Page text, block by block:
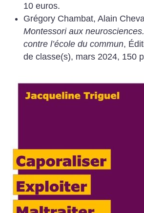
10 euros.
Grégory Chambat, Alain
Montessori aux
contre l’école du commun,
de classe(s), mars 2024, 150